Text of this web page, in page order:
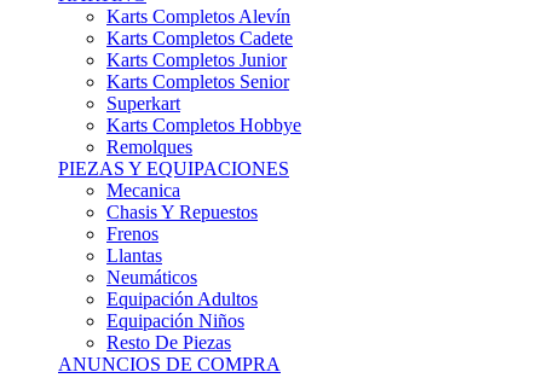
Karts Completos Cadete
Karts Completos Junior
Karts Completos Senior
Superkart
Karts Completos Hobbye
Remolques
PIEZAS Y EQUIPACIONES
Mecanica
Chasis Y Repuestos
Frenos
Llantas
Neumáticos
Equipación Adultos
Equipación Niños
Resto De Piezas
ANUNCIOS DE COMPRA
Compra De Karts